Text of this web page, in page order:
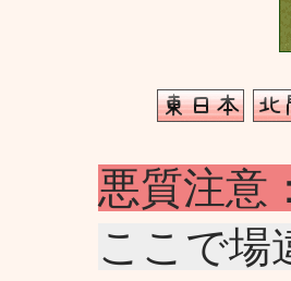
悪質注意：
ここで場